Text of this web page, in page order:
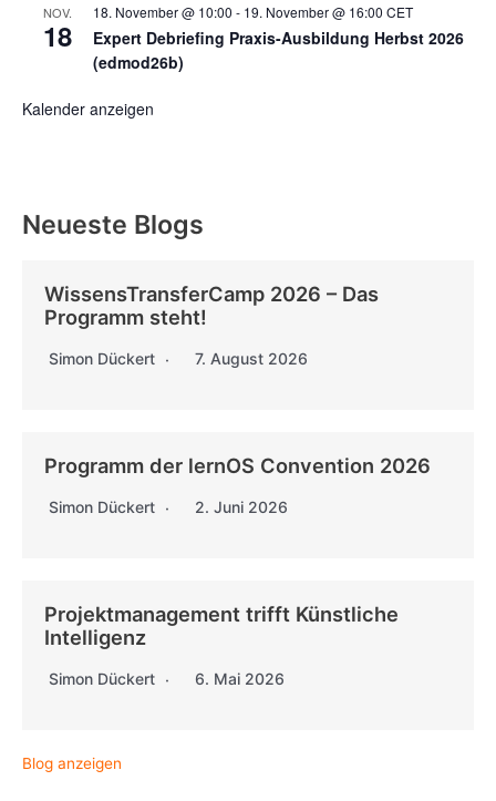
NOV.
18
18. November @ 10:00 - 19. November @ 16:00 CET
Expert Debriefing Praxis-Ausbildung Herbst 2026
(edmod26b)
Kalender anzeigen
Neueste Blogs
WissensTransferCamp 2026 – Das
Programm steht!
Simon Dückert 7. August 2026
Programm der lernOS Convention 2026
Simon Dückert 2. Juni 2026
Projektmanagement trifft Künstliche
Intelligenz
Simon Dückert 6. Mai 2026
Blog anzeigen